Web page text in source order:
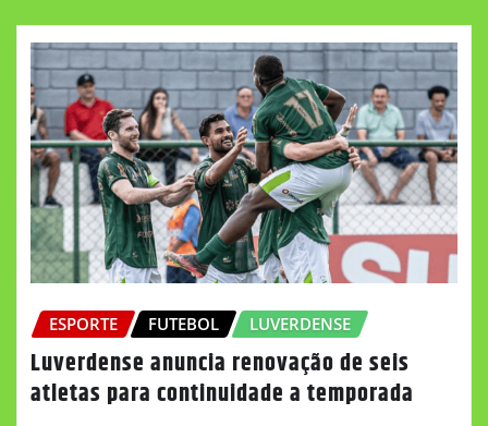
ESPORTE FUTEBOL LUVERDENSE
Luverdense anuncia renovação de seis
atletas para continuidade a temporada